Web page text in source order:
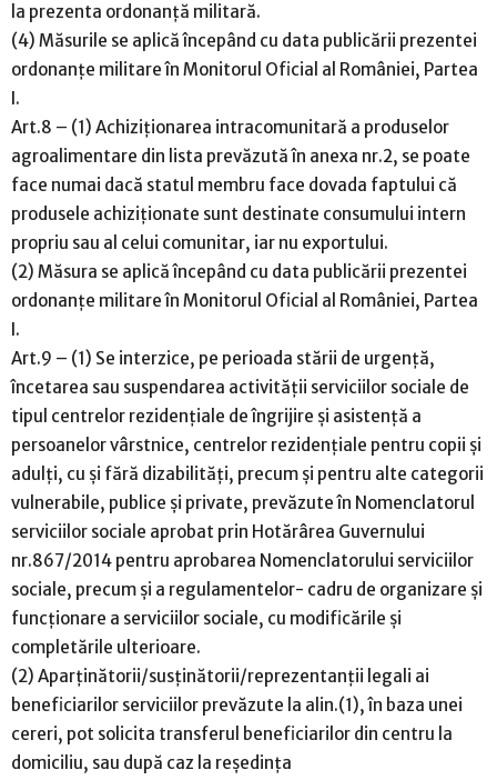
la prezenta ordonanță militară.
(4) Măsurile se aplică începând cu data publicării prezentei
ordonanțe militare în Monitorul Oficial al României, Partea
I.
Art.8 – (1) Achiziționarea intracomunitară a produselor
agroalimentare din lista prevăzută în anexa nr.2, se poate
face numai dacă statul membru face dovada faptului că
produsele achiziționate sunt destinate consumului intern
propriu sau al celui comunitar, iar nu exportului.
(2) Măsura se aplică începând cu data publicării prezentei
ordonanțe militare în Monitorul Oficial al României, Partea
I.
Art.9 – (1) Se interzice, pe perioada stării de urgență,
încetarea sau suspendarea activității serviciilor sociale de
tipul centrelor rezidențiale de îngrijire și asistență a
persoanelor vârstnice, centrelor rezidențiale pentru copii și
adulți, cu și fără dizabilități, precum și pentru alte categorii
vulnerabile, publice și private, prevăzute în Nomenclatorul
serviciilor sociale aprobat prin Hotărârea Guvernului
nr.867/2014 pentru aprobarea Nomenclatorului serviciilor
sociale, precum și a regulamentelor- cadru de organizare și
funcționare a serviciilor sociale, cu modificările și
completările ulterioare.
(2) Aparținătorii/susținătorii/reprezentanții legali ai
beneficiarilor serviciilor prevăzute la alin.(1), în baza unei
cereri, pot solicita transferul beneficiarilor din centru la
domiciliu, sau după caz la reședința